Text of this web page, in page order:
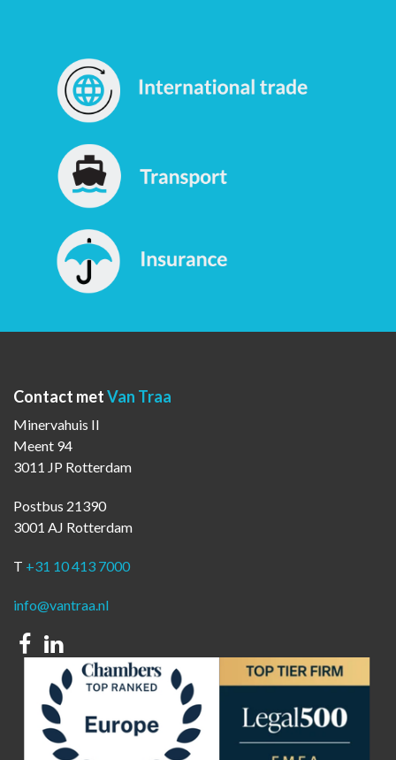
Contact metVan Traa
Minervahuis II
Meent 94
3011 JP Rotterdam
Postbus 21390
3001 AJ Rotterdam
T +31 10 413 7000
info@vantraa.nl
Facebook
Linkedin